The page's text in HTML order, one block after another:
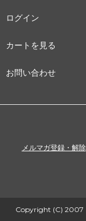
ログイン
カートを見る
お問い合わせ
メルマガ登録・解除
Copyright (C) 2007